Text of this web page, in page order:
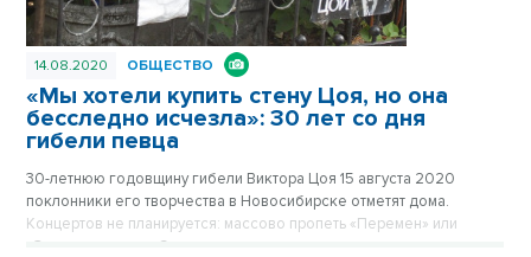
14.08.2020 ОБЩЕСТВО
«Мы хотели купить стену Цоя, но она
бесследно исчезла»: 30 лет со дня
гибели певца
30-летнюю годовщину гибели Виктора Цоя 15 августа 2020
поклонники его творчества в Новосибирске отметят дома.
Концертов не планируется: массово пропеть «Перемен» или
«Звезду по имени Солнце» в этом году не даст коронавирус.